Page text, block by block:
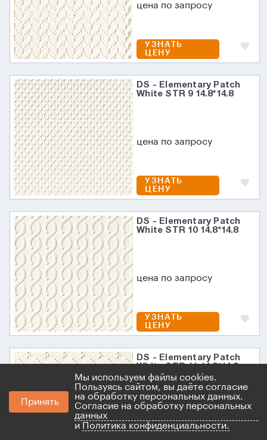
цена по запросу
УЗНАТЬ
ЦЕНУ
DS - Elementary Patch
White STR 9 14.8*14.8
цена по запросу
УЗНАТЬ
ЦЕНУ
DS - Elementary Patch
White STR 10 14.8*14.8
цена по запросу
УЗНАТЬ
ЦЕНУ
DS - Elementary Patch
Принять
Мы используем файлы cookies.
Пользуясь сайтом, вы даёте согласие
на обработку персональных данных.
Согласие на обработку персональных
данных
и Политика конфиденциальности.